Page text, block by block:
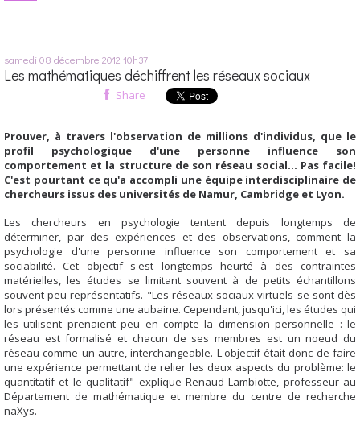
samedi 08 décembre 2012 10h37
Les mathématiques déchiffrent les réseaux sociaux
Share
Prouver, à travers l'observation de millions d'individus, que le
profil psychologique d'une personne influence son
comportement et la structure de son réseau social... Pas facile!
C'est pourtant ce qu'a accompli une équipe interdisciplinaire de
chercheurs issus des universités de Namur, Cambridge et Lyon.
Les chercheurs en psychologie tentent depuis longtemps de
déterminer, par des expériences et des observations, comment la
psychologie d'une personne influence son comportement et sa
sociabilité. Cet objectif s'est longtemps heurté à des contraintes
matérielles, les études se limitant souvent à de petits échantillons
souvent peu représentatifs. "Les réseaux sociaux virtuels se sont dès
lors présentés comme une aubaine. Cependant, jusqu'ici, les études qui
les utilisent prenaient peu en compte la dimension personnelle : le
réseau est formalisé et chacun de ses membres est un noeud du
réseau comme un autre, interchangeable. L'objectif était donc de faire
une expérience permettant de relier les deux aspects du problème: le
quantitatif et le qualitatif" explique Renaud Lambiotte, professeur au
Département de mathématique et membre du centre de recherche
naXys.